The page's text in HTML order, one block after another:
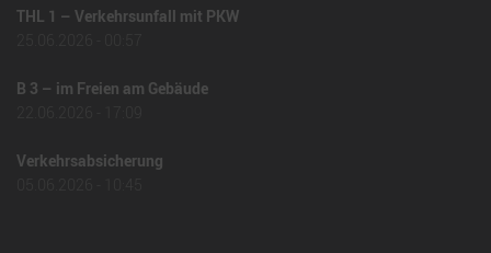
THL 1 – Verkehrsunfall mit PKW
B 3 – im Freien am Gebäude
Verkehrsabsicherung